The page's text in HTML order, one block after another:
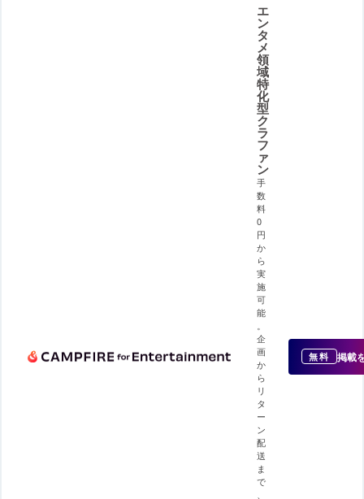
エ
ン
タ
メ
領
域
特
化
型
ク
ラ
フ
ァ
ン
手
数
料
0
円
か
ら
実
施
可
能
企
画
か
ら
リ
タ
ー
ン
配
送
ま
で
無料 掲載